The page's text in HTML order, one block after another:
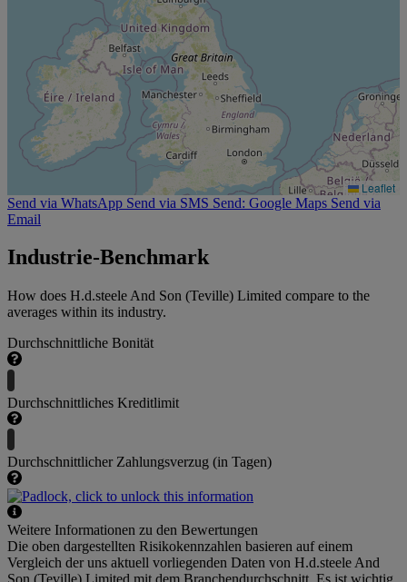
Leaflet
Send via WhatsApp Send via SMS Send: Google Maps Send via
Email
Industrie-Benchmark
How does H.d.steele And Son (Teville) Limited compare to the
averages within its industry.
Durchschnittliche Bonität
Durchschnittliches Kreditlimit
Durchschnittlicher Zahlungsverzug (in Tagen)
Weitere Informationen zu den Bewertungen
Die oben dargestellten Risikokennzahlen basieren auf einem
Vergleich der uns aktuell vorliegenden Daten von H.d.steele And